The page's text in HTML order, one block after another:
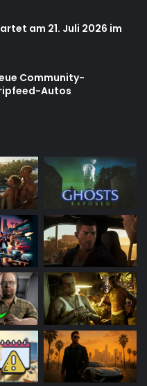
am 21. Juli 2026 im
Community-
Autos